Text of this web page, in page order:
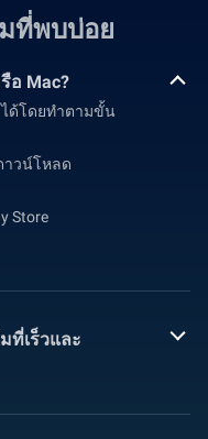
ที่พบบ่อย
อ Mac?
ได้โดยทำตามขั้น
าวน์โหลด
Store
ที่เร็วและ